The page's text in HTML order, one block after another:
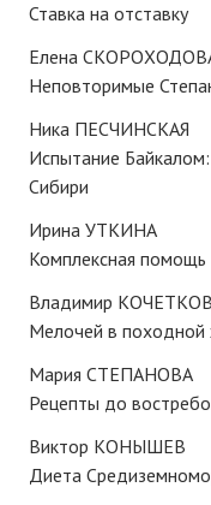
Редакционный совет
Политика обработки
Согласие на
АРХИВ
№ 10
№ 11
№ 1
Ставка на
Елена
Неповторимые
Ника ПЕСЧИНСКАЯ
Испытание
Сибири
Ирина УТКИНА
Комплексная
Владимир КОЧЕТКОВ
Мелочей в походной
Мария СТЕПАНОВА
Рецепты до
Виктор КОНЫШЕВ
Диета